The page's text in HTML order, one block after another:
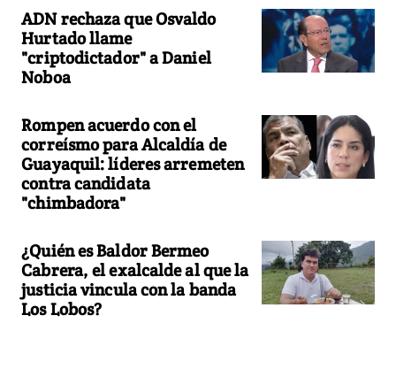
ADN rechaza que Osvaldo
Hurtado llame
"criptodictador" a Daniel
Noboa
Rompen acuerdo con el
correísmo para Alcaldía de
Guayaquil: líderes arremeten
contra candidata
"chimbadora"
¿Quién es Baldor Bermeo
Cabrera, el exalcalde al que la
justicia vincula con la banda
Los Lobos?